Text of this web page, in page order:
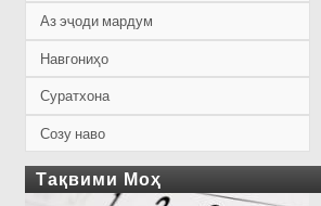
Аз эҷоди мардум
Навгониҳо
Суратхона
Созу наво
Тақвими Моҳ